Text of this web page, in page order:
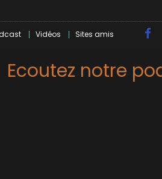
Vidéos Sites amis
Ecoutez notre